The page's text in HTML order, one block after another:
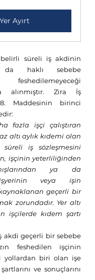
Yer Ayırt
süreli iş akdinin
haklı sebebe
feshedilemeyeceği
alınmıştır. Zira İş
Maddesinin birinci
fazla işçi çalıştıran
altı aylık kıdemi olan
iş sözleşmesini
işçinin yeterliliğinden
ya da
veya işin
geçerli bir
zorundadır. Yer altı
işçilerde kıdem şartı
akdi geçerli bir sebebe
feshedilen işçinin
yollardan biri olan işe
ve sonuçlarını